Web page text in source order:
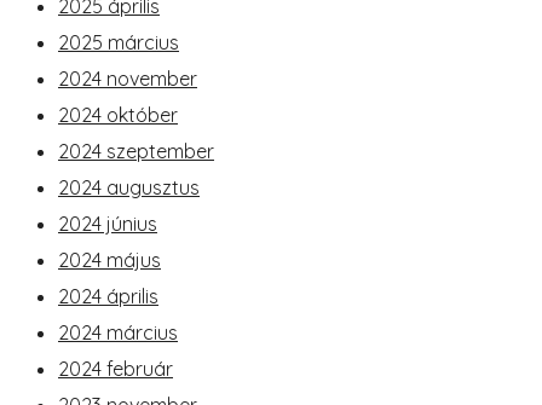
2025 április
2025 március
2024 november
2024 október
2024 szeptember
2024 augusztus
2024 június
2024 május
2024 április
2024 március
2024 február